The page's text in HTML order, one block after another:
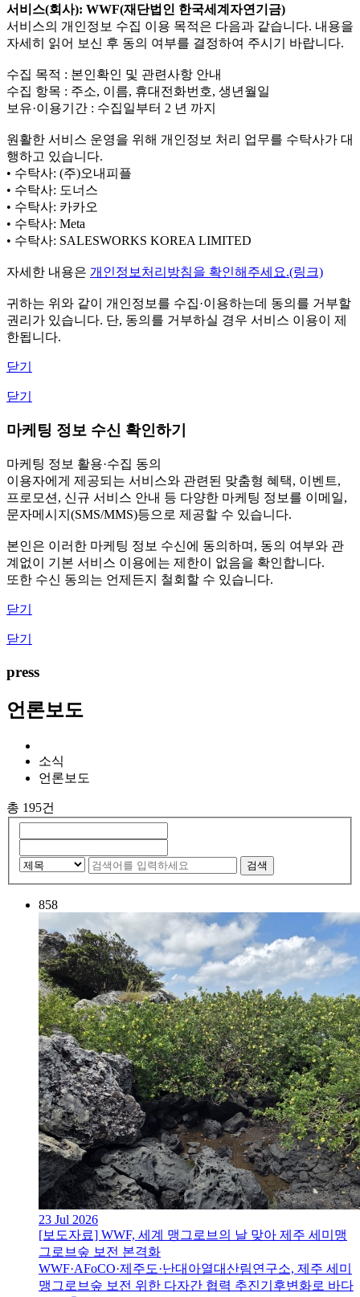
서비스(회사): WWF(재단법인 한국세계자연기금)
서비스의 개인정보 수집 이용 목적은 다음과 같습니다. 내용을
자세히 읽어 보신 후 동의 여부를 결정하여 주시기 바랍니다.
수집 목적 : 본인확인 및 관련사항 안내
수집 항목 : 주소, 이름, 휴대전화번호, 생년월일
보유·이용기간 : 수집일부터 2 년 까지
원활한 서비스 운영을 위해 개인정보 처리 업무를 수탁사가 대
행하고 있습니다.
• 수탁사: (주)오내피플
• 수탁사: 도너스
• 수탁사: 카카오
• 수탁사: Meta
• 수탁사: SALESWORKS KOREA LIMITED
자세한 내용은 개인정보처리방침을 확인해주세요.(링크)
귀하는 위와 같이 개인정보를 수집·이용하는데 동의를 거부할
권리가 있습니다. 단, 동의를 거부하실 경우 서비스 이용이 제
한됩니다.
닫기
닫기
마케팅 정보 수신 확인하기
마케팅 정보 활용·수집 동의
이용자에게 제공되는 서비스와 관련된 맞춤형 혜택, 이벤트,
프로모션, 신규 서비스 안내 등 다양한 마케팅 정보를 이메일,
문자메시지(SMS/MMS)등으로 제공할 수 있습니다.
본인은 이러한 마케팅 정보 수신에 동의하며, 동의 여부와 관
계없이 기본 서비스 이용에는 제한이 없음을 확인합니다.
또한 수신 동의는 언제든지 철회할 수 있습니다.
닫기
닫기
press
언론보도
소식
언론보도
총 195건
검색
858
23 Jul 2026
[보도자료] WWF, 세계 맹그로브의 날 맞아 제주 세미맹
그로브숲 보전 본격화
WWF·AFoCO·제주도·난대아열대산림연구소, 제주 세미
맹그로브숲 보전 위한 다자간 협력 추진기후변화로 바다